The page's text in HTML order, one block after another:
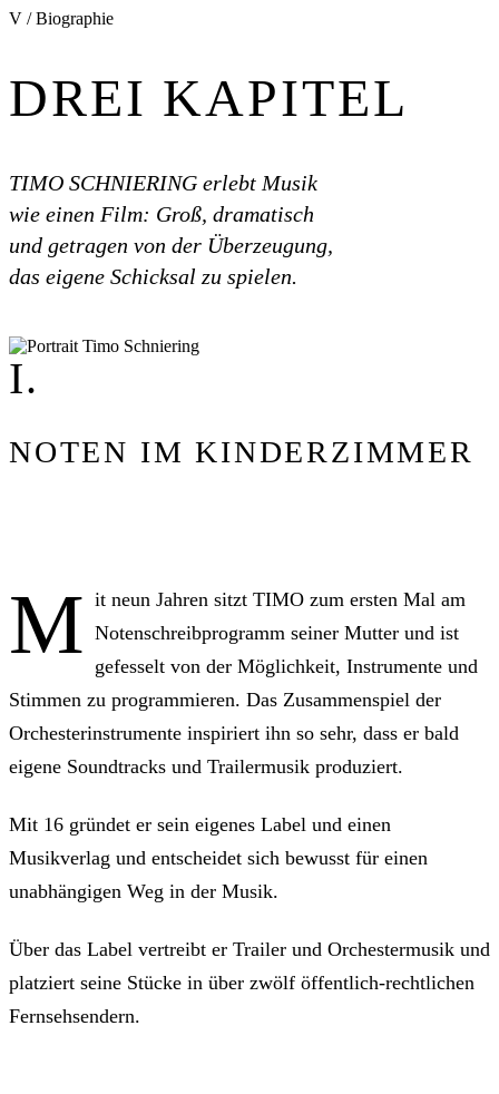
V / Biographie
DREI KAPITEL
TIMO SCHNIERING erlebt Musik
wie einen Film: Groß, dramatisch
und getragen von der Überzeugung,
das eigene Schicksal zu spielen.
I.
NOTEN IM KINDERZIMMER
M it neun Jahren sitzt TIMO zum ersten Mal am
Notenschreibprogramm seiner Mutter und ist
gefesselt von der Möglichkeit, Instrumente und
Stimmen zu programmieren. Das Zusammenspiel der
Orchesterinstrumente inspiriert ihn so sehr, dass er bald
eigene Soundtracks und Trailermusik produziert.
Mit 16 gründet er sein eigenes Label und einen
Musikverlag und entscheidet sich bewusst für einen
unabhängigen Weg in der Musik.
Über das Label vertreibt er Trailer und Orchestermusik und
platziert seine Stücke in über zwölf öffentlich-rechtlichen
Fernsehsendern.